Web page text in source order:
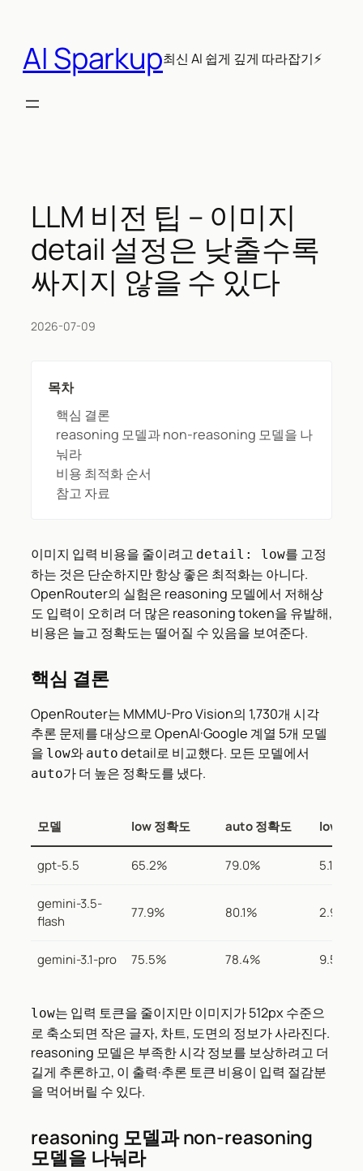
AI Sparkup최신 AI 쉽게 깊게 따라잡기⚡
LLM 비전 팁 – 이미지
detail 설정은 낮출수록
싸지지 않을 수 있다
2026-07-09
목차
핵심 결론
reasoning 모델과 non-reasoning 모델을 나
눠라
비용 최적화 순서
참고 자료
이미지 입력 비용을 줄이려고 detail: low를 고정
하는 것은 단순하지만 항상 좋은 최적화는 아니다.
OpenRouter의 실험은 reasoning 모델에서 저해상
도 입력이 오히려 더 많은 reasoning token을 유발해,
비용은 늘고 정확도는 떨어질 수 있음을 보여준다.
핵심 결론
OpenRouter는 MMMU-Pro Vision의 1,730개 시각
추론 문제를 대상으로 OpenAI·Google 계열 5개 모델
을 low와 auto detail로 비교했다. 모든 모델에서
auto가 더 높은 정확도를 냈다.
모델 low 정확도 auto 정확도 low 비
gpt-5.5 65.2% 79.0% 5.1센
gemini-3.5-
flash
77.9% 80.1% 2.96센
gemini-3.1-pro 75.5% 78.4% 9.53센
low는 입력 토큰을 줄이지만 이미지가 512px 수준으
로 축소되면 작은 글자, 차트, 도면의 정보가 사라진다.
reasoning 모델은 부족한 시각 정보를 보상하려고 더
길게 추론하고, 이 출력·추론 토큰 비용이 입력 절감분
을 먹어버릴 수 있다.
reasoning 모델과 non-reasoning
모델을 나눠라